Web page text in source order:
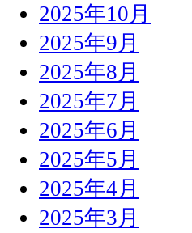
2025年10月
2025年9月
2025年8月
2025年7月
2025年6月
2025年5月
2025年4月
2025年3月